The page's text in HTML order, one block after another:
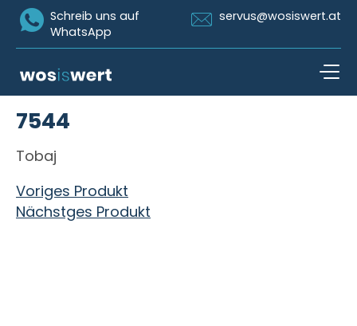
Icon Whatsapp
Schreib uns auf
WhatsApp
Icon Email
servus@wosiswert.at
7544
Tobaj
Beitragsnavigation
Voriges Produkt
Nächstges Produkt